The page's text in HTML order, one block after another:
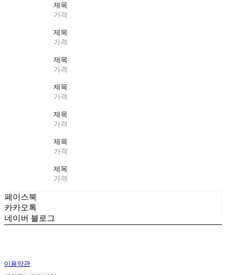
제목
가격
제목
가격
제목
가격
제목
가격
제목
가격
제목
가격
제목
가격
페이스북
카카오톡
네이버 블로그
이용약관